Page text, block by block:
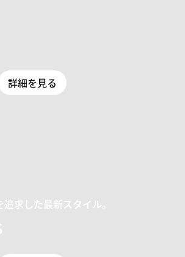
詳細を見る
求した最新スタイル。